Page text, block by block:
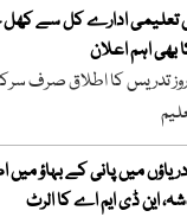
تعلیمی ادارے کل سے
بھی اہم اعلان
ہفتے میں 6 روز تدریس کا اطلاق صرف
میں پانی کے بہاؤ میں
این ڈی ایم اے کا الرٹ